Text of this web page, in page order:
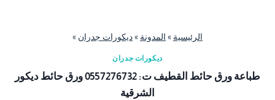
الرئيسية » المدونة »ديكورات جدران »
ديكورات جدران
طباعة ورق حائط القطيف ت: 0557276732 ورق حائط ديكور
الشرقية